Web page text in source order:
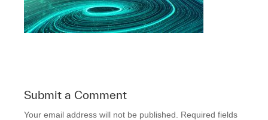
Submit a Comment
Your email address will not be published.
Required fields